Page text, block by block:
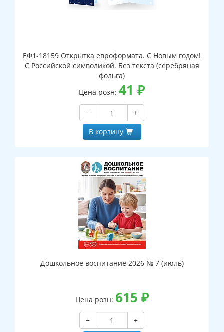
ЕФ1-18159 Открытка евроформата. С Новым годом!
С Российской символикой. Без текста (серебряная
фольга)
Цена розн: 41 ₽
−
+
В корзину
Дошкольное воспитание 2026 № 7 (июль)
Цена розн: 615 ₽
−
+